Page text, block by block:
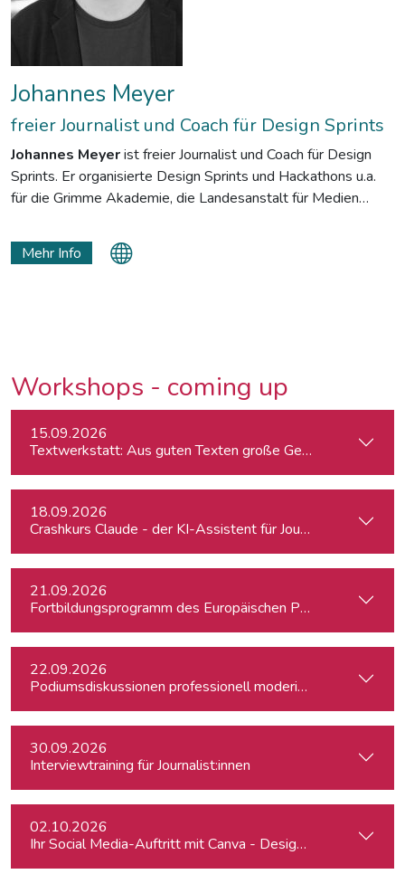
Johannes Meyer
freier Journalist und Coach für Design Sprints
Johannes Meyerist freier Journalist und Coach für Design
Sprints. Er organisierte Design Sprints und Hackathons u.a.
für die Grimme Akademie, die Landesanstalt für Medien
Als Autor arbeitete Meyer für das ARD Morgenmagazin und
Deutschlandfunk Nova. Meyer absolvierte ein Volontariat an
Mehr Info
Workshops - coming up
15.09.2026
Textwerkstatt: Aus guten Texten große Geschichten
18.09.2026
Crashkurs Claude - der KI-Assistent für Journalist:innen
21.09.2026
Fortbildungsprogramm des Europäischen Parlaments für
22.09.2026
Podiumsdiskussionen professionell moderieren
30.09.2026
Interviewtraining für Journalist:innen
02.10.2026
Ihr Social Media-Auftritt mit Canva - Designs für Instagram,